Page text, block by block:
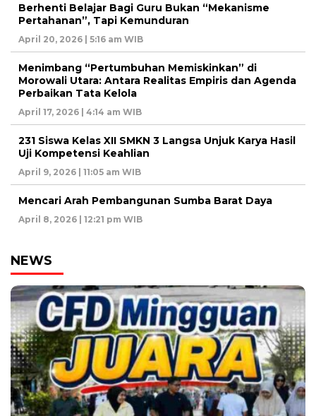
Berhenti Belajar Bagi Guru Bukan “Mekanisme
Pertahanan”, Tapi Kemunduran
April 20, 2026 | 5:16 am WIB
Menimbang “Pertumbuhan Memiskinkan” di
Morowali Utara: Antara Realitas Empiris dan Agenda
Perbaikan Tata Kelola
April 17, 2026 | 4:14 am WIB
231 Siswa Kelas XII SMKN 3 Langsa Unjuk Karya Hasil
Uji Kompetensi Keahlian
April 9, 2026 | 11:05 am WIB
Mencari Arah Pembangunan Sumba Barat Daya
April 8, 2026 | 12:21 pm WIB
NEWS